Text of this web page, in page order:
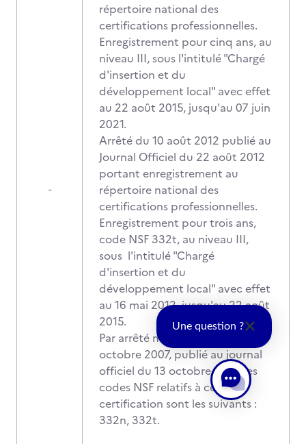
-
répertoire national des
certifications professionnelles.
Enregistrement pour cinq ans, au
niveau III, sous l'intitulé "Chargé
d'insertion et du
développement local" avec effet
au 22 août 2015, jusqu'au 07 juin
2021.
Arrêté du 10 août 2012 publié au
Journal Officiel du 22 août 2012
portant enregistrement au
répertoire national des
certifications professionnelles.
Enregistrement pour trois ans,
code NSF 332t, au niveau III,
sous l'intitulé "Chargé
d'insertion et du
développement local" avec effet
au 16 mai 2012 jusqu'au 22 août
2015.
Par arrêté modificatif du 03
octobre 2007, publié au journal
officiel du 13 octobre 2007, les
codes NSF relatifs à cette
certification sont les suivants :
332n, 332t.
Une question ?